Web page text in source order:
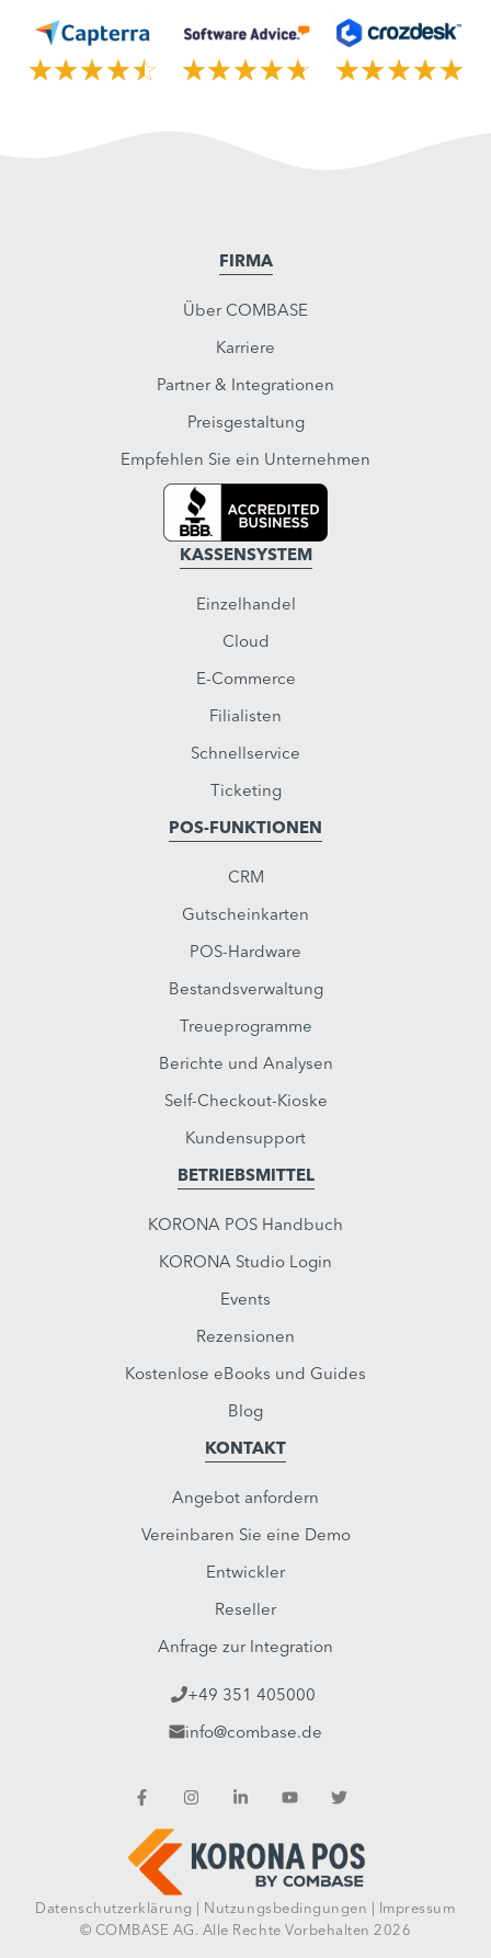
FIRMA
Über COMBASE
Karriere
Partner & Integrationen
Preisgestaltung
Empfehlen Sie ein Unternehmen
KASSENSYSTEM
Einzelhandel
Cloud
E-Commerce
Filialisten
Schnellservice
Ticketing
POS-FUNKTIONEN
CRM
Gutscheinkarten
POS-Hardware
Bestandsverwaltung
Treueprogramme
Berichte und Analysen
Self-Checkout-Kioske
Kundensupport
BETRIEBSMITTEL
KORONA POS Handbuch
KORONA Studio Login
Events
Rezensionen
Kostenlose eBooks und Guides
Blog
KONTAKT
Angebot anfordern
Vereinbaren Sie eine Demo
Entwickler
Reseller
Anfrage zur Integration
+49 351 405000
info@combase.de
Datenschutzerklärung | Nutzungsbedingungen | Impressum
© COMBASE AG. Alle Rechte Vorbehalten 2026